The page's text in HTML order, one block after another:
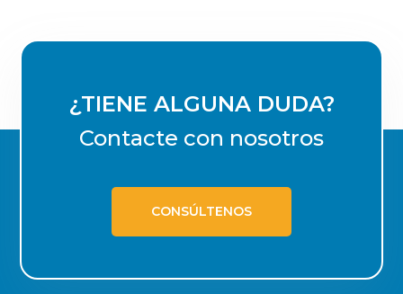
¿TIENE ALGUNA DUDA?
Contacte con nosotros
CONSÚLTENOS